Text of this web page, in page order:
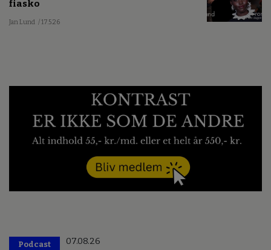
fiasko
Jan Lund / 17.5.26
Podcast 07.08.26